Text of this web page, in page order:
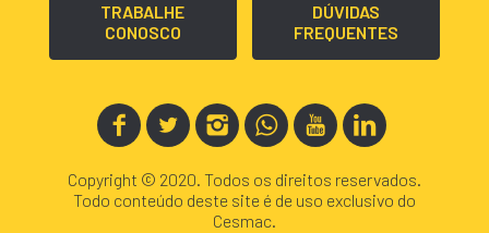
TRABALHE
CONOSCO
DÚVIDAS
FREQUENTES
Copyright © 2020. Todos os direitos reservados.
Todo conteúdo deste site é de uso exclusivo do
Cesmac.